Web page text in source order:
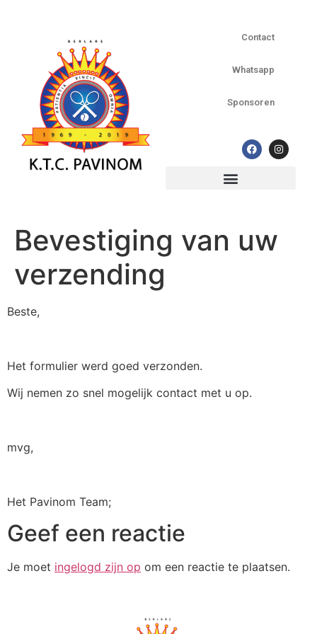
Contact
Whatsapp
Sponsoren
Bevestiging van uw
verzending
Beste,
Het formulier werd goed verzonden.
Wij nemen zo snel mogelijk contact met u op.
mvg,
Het Pavinom Team;
Geef een reactie
Je moet ingelogd zijn op om een reactie te plaatsen.